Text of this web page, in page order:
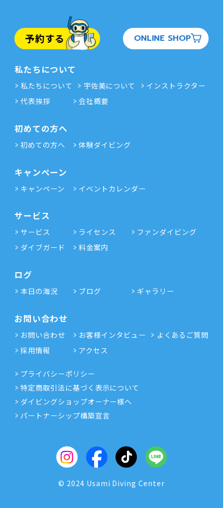
予約する ONLINE SHOP
私たちについて
私たちについて 宇佐美について
インストラクター
代表挨拶
会社概要
初めての方へ
初めての方へ 体験ダイビング
キャンペーン
キャンペーン イベントカレンダー
サービス
サービス ライセンス
ファンダイビング
ダイブガード
料金案内
ログ
本日の海況 ブログ ギャラリー
お問い合わせ
お問い合わせ お客様インタビュー
よくあるご質問
採用情報
アクセス
プライバシーポリシー
特定商取引法に基づく表示について
ダイビングショップオーナー様へ
パートナーシップ構築宣言
© 2024 Usami Diving Center